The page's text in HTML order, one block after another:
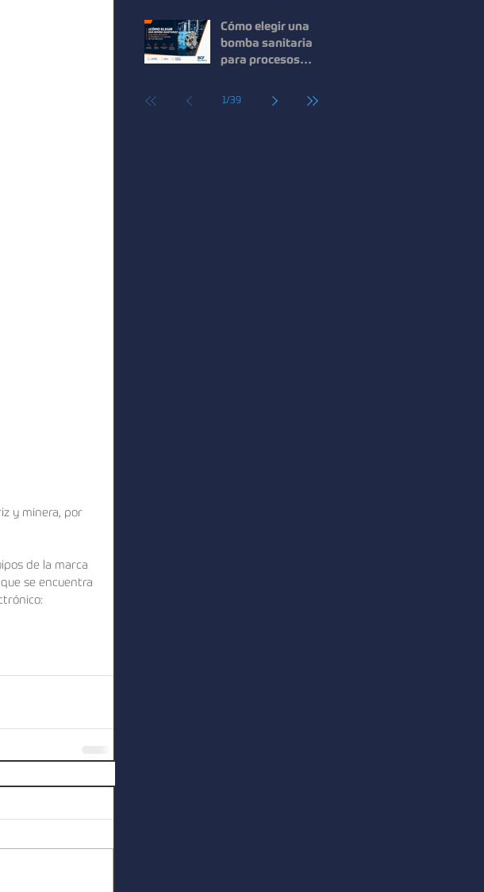
y minera, por
de la marca
se encuentra
Eficiencia para el
Manejo de Fluidos de
Alta Viscosidad
Cómo elegir una
bomba sanitaria
para procesos
para mejorar la
1/39